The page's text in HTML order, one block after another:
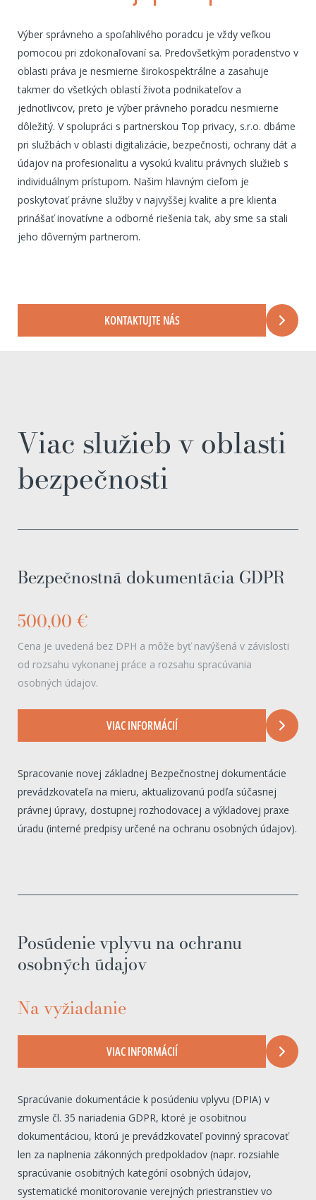
Výber správneho a spoľahlivého poradcu je vždy veľkou
pomocou pri zdokonaľovaní sa. Predovšetkým poradenstvo v
oblasti práva je nesmierne širokospektrálne a zasahuje
takmer do všetkých oblastí života podnikateľov a
jednotlivcov, preto je výber právneho poradcu nesmierne
dôležitý. V spolupráci s partnerskou Top privacy, s.r.o. dbáme
pri službách v oblasti digitalizácie, bezpečnosti, ochrany dát a
údajov na profesionalitu a vysokú kvalitu právnych služieb s
individuálnym prístupom. Našim hlavným cieľom je
poskytovať právne služby v najvyššej kvalite a pre klienta
prinášať inovatívne a odborné riešenia tak, aby sme sa stali
jeho dôverným partnerom.
KONTAKTUJTE NÁS
Viac služieb v oblasti
bezpečnosti
Bezpečnostná dokumentácia GDPR
500,00 €
Cena je uvedená bez DPH a môže byť navýšená v závislosti
od rozsahu vykonanej práce a rozsahu spracúvania
osobných údajov.
VIAC INFORMÁCIÍ
Spracovanie novej základnej Bezpečnostnej dokumentácie
prevádzkovateľa na mieru, aktualizovanú podľa súčasnej
právnej úpravy, dostupnej rozhodovacej a výkladovej praxe
úradu (interné predpisy určené na ochranu osobných údajov).
Posúdenie vplyvu na ochranu
osobných údajov
Na vyžiadanie
VIAC INFORMÁCIÍ
Spracúvanie dokumentácie k posúdeniu vplyvu (DPIA) v
zmysle čl. 35 nariadenia GDPR, ktoré je osobitnou
dokumentáciou, ktorú je prevádzkovateľ povinný spracovať
len za naplnenia zákonných predpokladov (napr. rozsiahle
spracúvanie osobitných kategórií osobných údajov,
systematické monitorovanie verejných priestranstiev vo